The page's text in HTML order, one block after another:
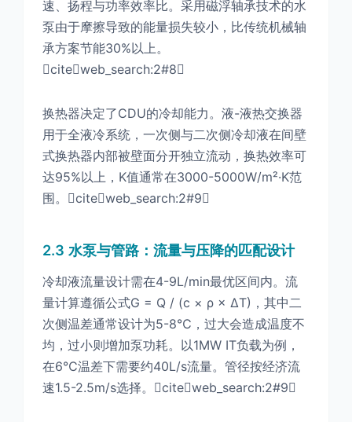
速、扬程与功率效率比。采用磁浮轴承技术的水
泵由于摩擦导致的能量损失较小，比传统机械轴
承方案节能30%以上。
citeweb_search:2#8
换热器决定了CDU的冷却能力。液-液热交换器
用于全液冷系统，一次侧与二次侧冷却液在间壁
式换热器内部被壁面分开独立流动，换热效率可
达95%以上，K值通常在3000-5000W/m²·K范
围。citeweb_search:2#9
2.3 水泵与管路：流量与压降的匹配设计
冷却液流量设计需在4-9L/min最优区间内。流
量计算遵循公式G = Q / (c × ρ × ΔT)，其中二
次侧温差通常设计为5-8℃，过大会造成温度不
均，过小则增加泵功耗。以1MW IT负载为例，
在6℃温差下需要约40L/s流量。管径按经济流
速1.5-2.5m/s选择。citeweb_search:2#9